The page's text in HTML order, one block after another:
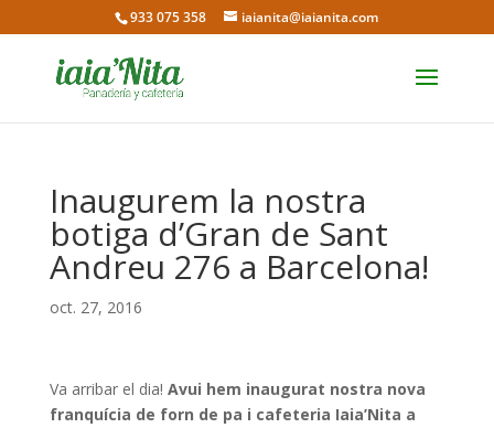
933 075 358 iaianita@iaianita.com
Inaugurem la nostra
botiga d’Gran de Sant
Andreu 276 a Barcelona!
oct. 27, 2016
Va arribar el dia! Avui hem inaugurat nostra nova
franquícia de forn de pa i cafeteria Iaia’Nita a